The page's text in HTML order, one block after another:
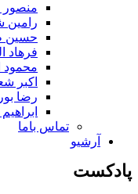
منصور
رامین
حسین
فرهاد
محمود
اکبر
رضا
تماس باما
آرشیو
پادکست